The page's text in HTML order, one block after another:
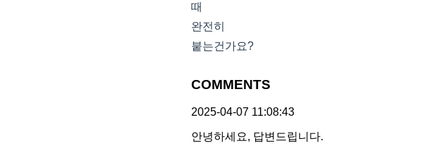
때
완전히
붙는건가요?
COMMENTS
2025-04-07 11:08:43
안녕하세요, 답변드립니다.